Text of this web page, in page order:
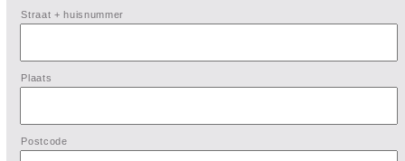
Straat + huisnummer
Plaats
Postcode